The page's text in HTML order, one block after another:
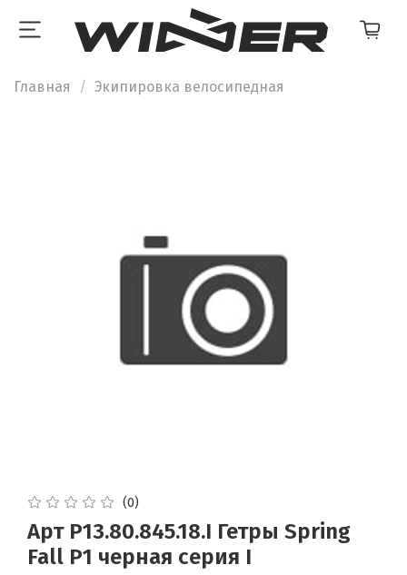
Главная Экипировка велосипедная
(0)
Арт P13.80.845.18.I Гетры Spring
Fall P1 черная серия I